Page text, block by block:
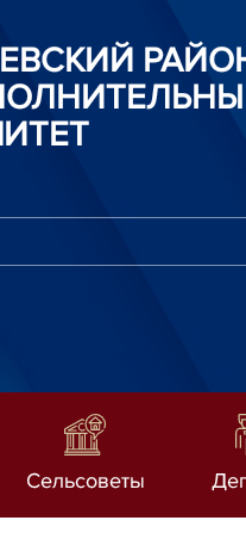
Сельсоветы